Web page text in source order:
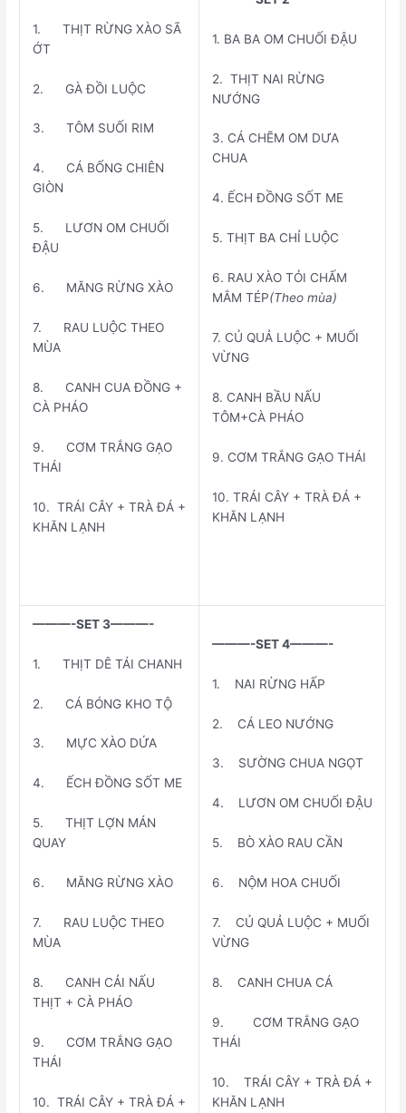
1. THỊT RỪNG XÀO SÃ
ỚT
2. GÀ ĐỒI LUỘC
3. TÔM SUỐI RIM
4. CÁ BỐNG CHIÊN
GIÒN
5. LƯƠN OM CHUỐI
ĐẬU
6. MĂNG RỪNG XÀO
7. RAU LUỘC THEO
MÙA
8. CANH CUA ĐỒNG +
CÀ PHÁO
9. CƠM TRẮNG GẠO
THÁI
10. TRÁI CÂY + TRÀ ĐÁ +
KHĂN LẠNH
1. BA BA OM CHUỐI ĐẬU
2. THỊT NAI RỪNG
NƯỚNG
3. CÁ CHẼM OM DƯA
CHUA
4. ẾCH ĐỒNG SỐT ME
5. THỊT BA CHỈ LUỘC
6. RAU XÀO TỎI CHẤM
MẮM TÉP(Theo mùa)
7. CỦ QUẢ LUỘC + MUỐI
VỪNG
8. CANH BẦU NẤU
TÔM+CÀ PHÁO
9. CƠM TRẮNG GẠO THÁI
10. TRÁI CÂY + TRÀ ĐÁ +
KHĂN LẠNH
———-SET 3———-
1. THỊT DÊ TÁI CHANH
2. CÁ BÓNG KHO TỘ
3. MỰC XÀO DỨA
4. ẾCH ĐỒNG SỐT ME
5. THỊT LỢN MÁN
QUAY
6. MĂNG RỪNG XÀO
7. RAU LUỘC THEO
MÙA
8. CANH CẢI NẤU
THỊT + CÀ PHÁO
9. CƠM TRẮNG GẠO
THÁI
10. TRÁI CÂY + TRÀ ĐÁ +
———-SET 4———-
1. NAI RỪNG HẤP
2. CÁ LEO NƯỚNG
3. SƯỜNG CHUA NGỌT
4. LƯƠN OM CHUỐI ĐẬU
5. BÒ XÀO RAU CẦN
6. NỘM HOA CHUỐI
7. CỦ QUẢ LUỘC + MUỐI
VỪNG
8. CANH CHUA CÁ
9. CƠM TRẮNG GẠO
THÁI
10. TRÁI CÂY + TRÀ ĐÁ +
KHĂN LẠNH